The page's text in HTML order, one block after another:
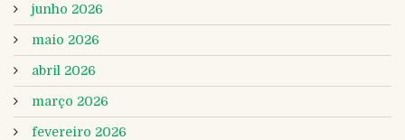
junho 2026
maio 2026
abril 2026
março 2026
fevereiro 2026